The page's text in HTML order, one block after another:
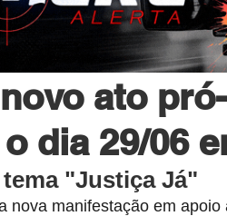
ato pró-
dia 29/06
14 de jun. de 2025 1 min de leitura
"Justiça Já"
nova manifestação em